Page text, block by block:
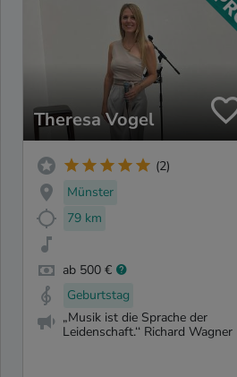
Theresa Vogel
(2)
Münster
79 km
ab 500 €
Geburtstag
„Musik ist die Sprache der
Leidenschaft.‘‘ Richard Wagner